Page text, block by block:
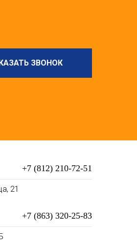
ЗВОНОК
+7 (812) 210-72-51
21
+7 (863) 320-25-83